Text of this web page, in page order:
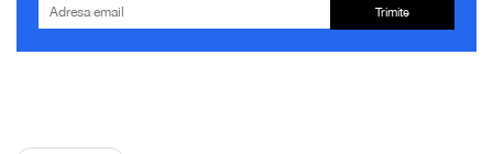
Trimite